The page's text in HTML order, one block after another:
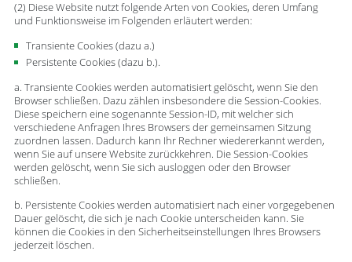
(2) Diese Website nutzt folgende Arten von Cookies, deren Umfang
und Funktionsweise im Folgenden erläutert werden:
Transiente Cookies (dazu a.)
Persistente Cookies (dazu b.).
a. Transiente Cookies werden automatisiert gelöscht, wenn Sie den
Browser schließen. Dazu zählen insbesondere die Session-Cookies.
Diese speichern eine sogenannte Session-ID, mit welcher sich
verschiedene Anfragen Ihres Browsers der gemeinsamen Sitzung
zuordnen lassen. Dadurch kann Ihr Rechner wiedererkannt werden,
wenn Sie auf unsere Website zurückkehren. Die Session-Cookies
werden gelöscht, wenn Sie sich ausloggen oder den Browser
schließen.
b. Persistente Cookies werden automatisiert nach einer vorgegebenen
Dauer gelöscht, die sich je nach Cookie unterscheiden kann. Sie
können die Cookies in den Sicherheitseinstellungen Ihres Browsers
jederzeit löschen.